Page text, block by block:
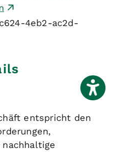
4eb2-ac2d-
entspricht den